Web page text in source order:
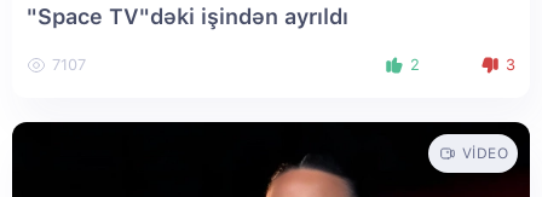
"Space TV"dəki işindən ayrıldı
7107 2 3
VIDEO